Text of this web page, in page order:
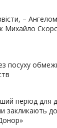
–
Михайло
посуху
період для
закликають